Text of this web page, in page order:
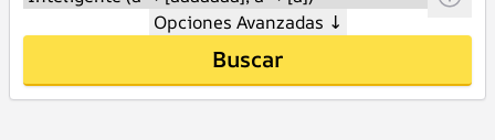
Opciones Avanzadas ↓
Buscar